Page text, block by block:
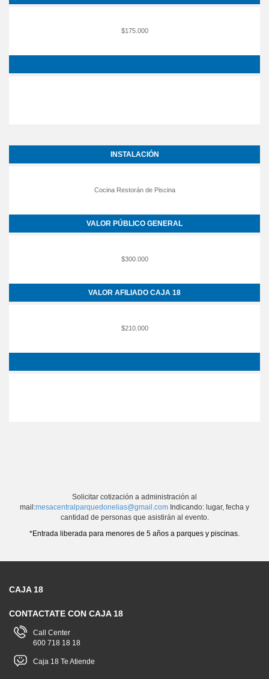
$175.000
INSTALACIÓN
Cocina Restorán de Piscina
VALOR PÚBLICO GENERAL
$300.000
VALOR AFILIADO CAJA 18
$210.000
Solicitar cotización a administración al
mail:mesacentralparquedonelias@gmail.com Indicando: lugar, fecha y
cantidad de personas que asistirán al evento.
*Entrada liberada para menores de 5 años a parques y piscinas.
CAJA 18
CONTACTATE CON CAJA 18
Call Center
600 718 18 18
Caja 18 Te Atiende